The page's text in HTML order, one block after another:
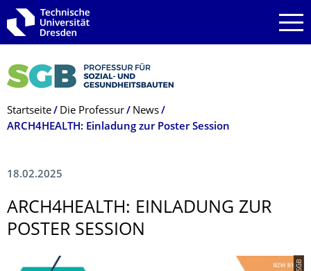
Zur Hauptnavigation springen
Zur Suche springen
Zum Inhalt springen
Breadcrumb-Menü
Startseite Die Professur
News
ARCH4HEALTH: Einladung zur Poster Session
18.02.2025
ARCH4HEALTH: EINLADUNG ZUR
POSTER SESSION